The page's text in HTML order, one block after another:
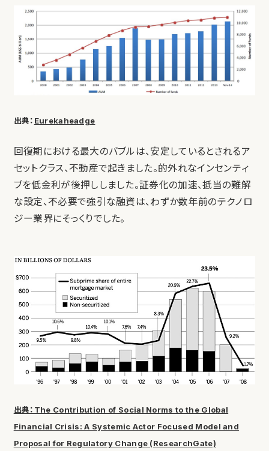
出典： Eurekaheadge
回復期における最大のバブルは、安定しているとされるア
セットクラス、不動産で起きました。的外れなインセンティ
ブを低金利が後押ししました。証券化の加速、抵当の難解
な設定、不必要で強引な融資は、わずか数年前のテクノロ
ジー業界にそっくりでした。
出典：The Contribution of Social Norms to the Global
Financial Crisis: A Systemic Actor Focused Model and
Proposal for Regulatory Change (ResearchGate)